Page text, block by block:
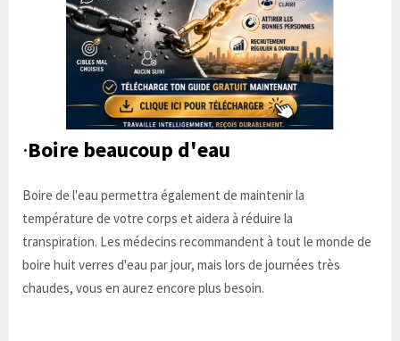
·Boire beaucoup d'eau
Boire de l'eau permettra également de maintenir la
température de votre corps et aidera à réduire la
transpiration. Les médecins recommandent à tout le monde de
boire huit verres d'eau par jour, mais lors de journées très
chaudes, vous en aurez encore plus besoin.